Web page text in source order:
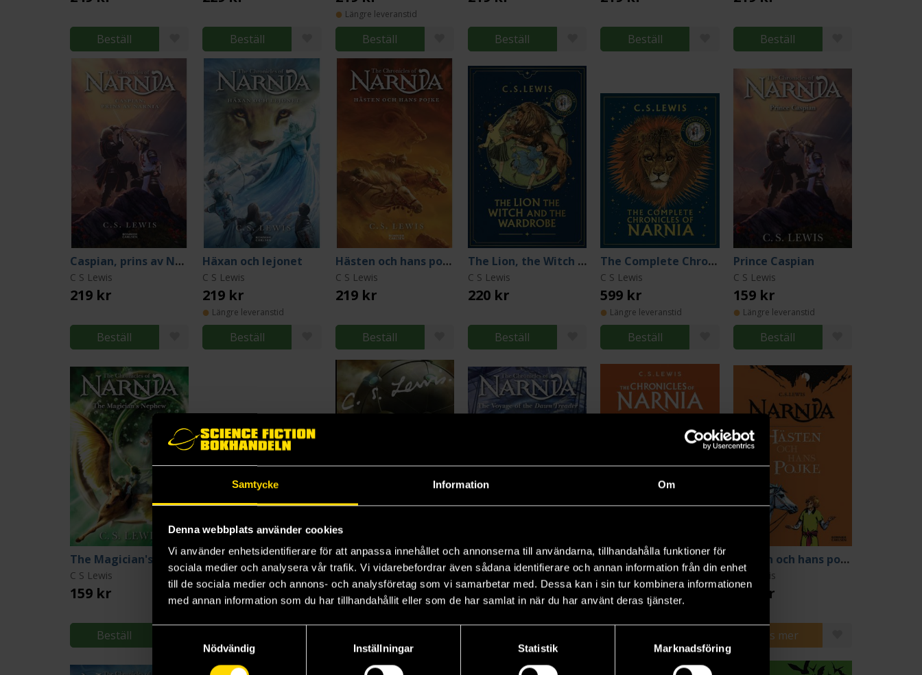
Samtycke Information Om
Denna webbplats använder cookies
Vi använder enhetsidentifierare för att anpassa innehållet och annonserna till användarna, tillhandahålla funktioner för
sociala medier och analysera vår trafik. Vi vidarebefordrar även sådana identifierare och annan information från din enhet
till de sociala medier och annons- och analysföretag som vi samarbetar med. Dessa kan i sin tur kombinera informationen
med annan information som du har tillhandahållit eller som de har samlat in när du har använt deras tjänster.
Nödvändig
Inställningar Statistik Marknadsföring
Beställ Beställ
Längre leveranstid
Beställ Beställ Beställ Beställ
Caspian, prins av Narnia
C S Lewis
219 kr
Beställ
Häxan och lejonet
C S Lewis
219 kr
Längre leveranstid
Beställ
Hästen och hans pojke
C S Lewis
219 kr
Beställ
The Lion, the Witch and the Wardrobe (75th Anniversary Edition)
C S Lewis
220 kr
Beställ
The Complete Chronicles of Narnia
C S Lewis
599 kr
Längre leveranstid
Beställ
Prince Caspian
C S Lewis
159 kr
Längre leveranstid
Beställ
The Magician's Nephew
C S Lewis
159 kr
Beställ
The Lion, the Witch and the Wardrobe (Illustrated Board Book)
C S Lewis
149 kr
Utflykt från tyst planet
C S Lewis
189 kr
The Voyage of the Dawn Treader
C S Lewis
159 kr
The Lion, the Witch and the Wardrobe
C S Lewis
149 kr
Hästen och hans pojke
C S Lewis
199 kr
Läs mer